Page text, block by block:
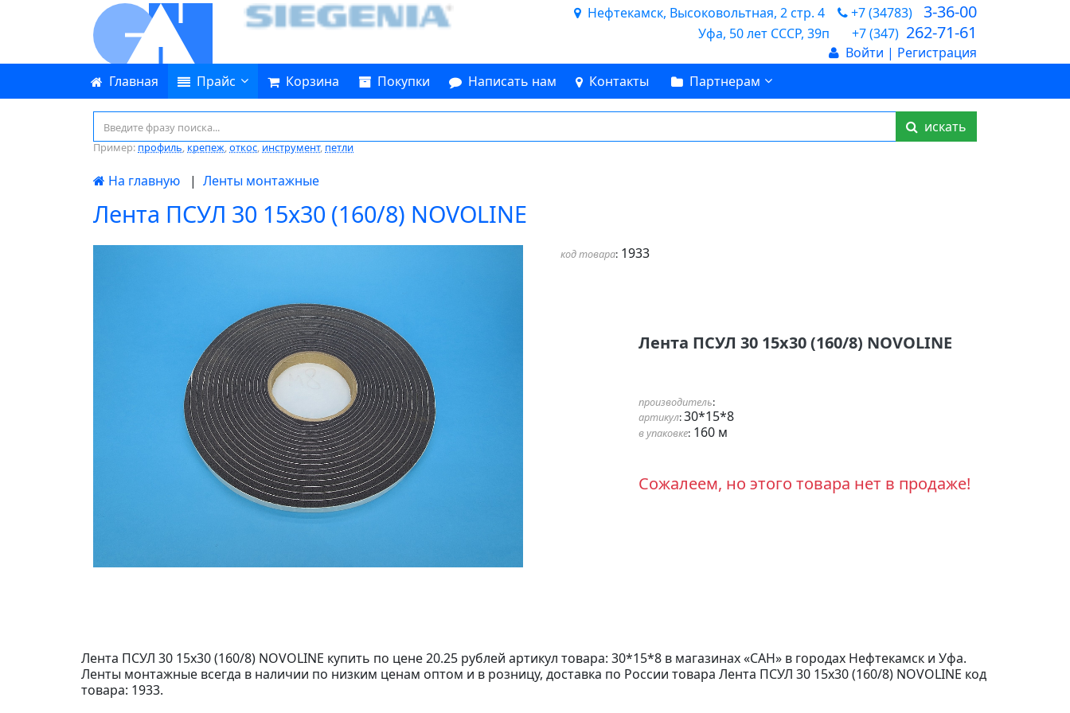
Нефтекамск, Высоковольтная, 2 стр. 4 +7 (34783) 3-36-00
Уфа, 50 лет СССР, 39п +7 (347) 262-71-61
Войти | Регистрация
Главная
Прайс Корзина Покупки Написать нам Контакты Партнерам
искать
Пример: профиль, крепеж,откос, инструмент, петли
На главную | Ленты монтажные
Лента ПСУЛ 30 15х30 (160/8) NOVOLINE
код товара: 1933
Лента ПСУЛ 30 15х30 (160/8) NOVOLINE
производитель:
артикул:30*15*8
в упаковке: 160 м
Сожалеем, но этого товара нет в продаже!
Лента ПСУЛ 30 15х30 (160/8) NOVOLINE купить по цене 20.25 рублей артикул товара: 30*15*8 в магазинах «САН» в городах Нефтекамск и Уфа.
Ленты монтажные всегда в наличии по низким ценам оптом и в розницу, доставка по России товара Лента ПСУЛ 30 15х30 (160/8) NOVOLINE код
товара: 1933.